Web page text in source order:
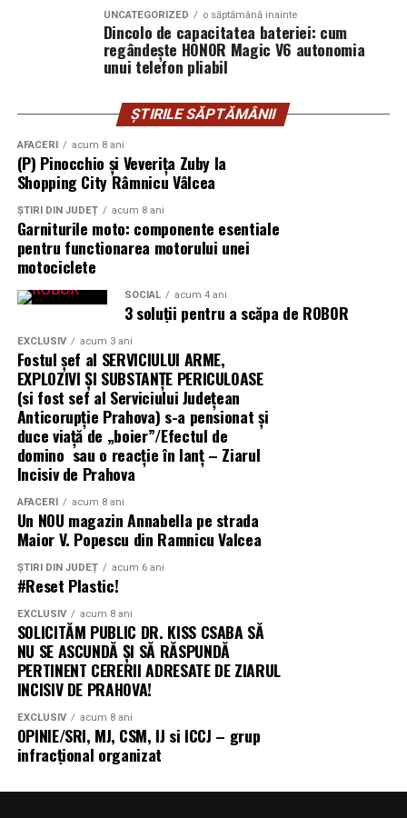
poate găzdui până la 160 kW panouri fotovoltaice instalate și 620
kWh capacitate de stocare — o autonomie comparabilă cu o
microcentrală fixă, fără constrângerile birocratice ale acesteia.
Aplicații dincolo de șantierele civile
Ocentrală fotovoltaică mobilăeste o soluție multi-funcțională.
Șantiere de construcții civile și lucrări edilitare
și PNRR
Operațiuni militare și tabere temporare
Stații mobile de încărcare auto electric
Evenimente outdoor și festivaluri
Operațiuni de ajutor umanitar în zone fără
infrastructură energetică
„Există un decalaj
structural între
cerințele actuale ale
fondurilor europene —
care impun
echipamente 100%
electrice — și
capacitatea reală a
infrastructurii de a livra
UNCATEGORIZED o săptămână inainte
Dincolo de capacitatea bateriei: cum
regândește HONOR Magic V6 autonomia
unui telefon pliabil
ȘTIRILE SĂPTĂMÂNII
AFACERI acum 8 ani
(P) Pinocchio și Veverița Zuby la
Shopping City Râmnicu Vâlcea
ȘTIRI DIN JUDEȚ acum 8 ani
Garniturile moto: componente esentiale
pentru functionarea motorului unei
motociclete
SOCIAL acum 4 ani
3 soluții pentru a scăpa de ROBOR
EXCLUSIV acum 3 ani
Fostul șef al SERVICIULUI ARME,
EXPLOZIVI ŞI SUBSTANŢE PERICULOASE
(si fost sef al Serviciului Judeţean
Anticorupţie Prahova) s-a pensionat și
duce viață de „boier”/Efectul de
domino sau o reacție în lanț – Ziarul
Incisiv de Prahova
AFACERI acum 8 ani
Un NOU magazin Annabella pe strada
Maior V. Popescu din Ramnicu Valcea
ȘTIRI DIN JUDEȚ acum 6 ani
#Reset Plastic!
EXCLUSIV acum 8 ani
SOLICITĂM PUBLIC DR. KISS CSABA SĂ
NU SE ASCUNDĂ ȘI SĂ RĂSPUNDĂ
PERTINENT CERERII ADRESATE DE ZIARUL
INCISIV DE PRAHOVA!
EXCLUSIV acum 8 ani
OPINIE/SRI, MJ, CSM, IJ si ICCJ – grup
infracțional organizat